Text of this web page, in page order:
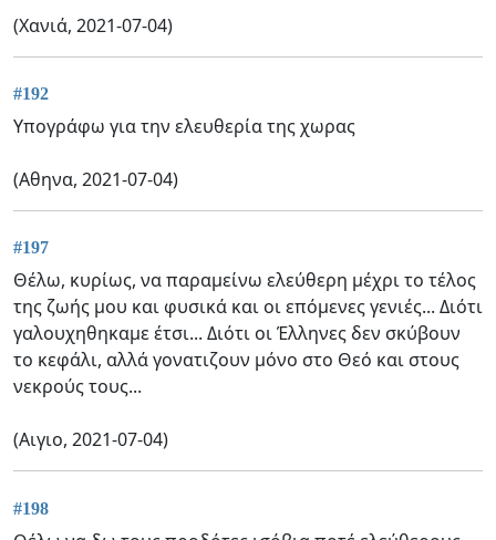
(Χανιά, 2021-07-04)
#192
Υπογράφω για την ελευθερία της χωρας
(Αθηνα, 2021-07-04)
#197
Θέλω, κυρίως, να παραμείνω ελεύθερη μέχρι το τέλος
της ζωής μου και φυσικά και οι επόμενες γενιές... Διότι
γαλουχηθηκαμε έτσι... Διότι οι Έλληνες δεν σκύβουν
το κεφάλι, αλλά γονατιζουν μόνο στο Θεό και στους
νεκρούς τους...
(Αιγιο, 2021-07-04)
#198